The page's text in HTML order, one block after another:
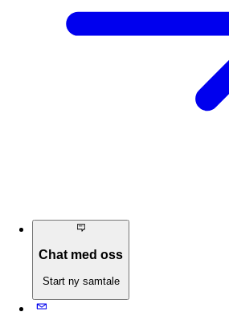
Chat med oss
Start ny samtale